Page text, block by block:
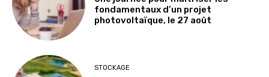
fondamentaux d’un projet
photovoltaïque, le 27 août
STOCKAGE